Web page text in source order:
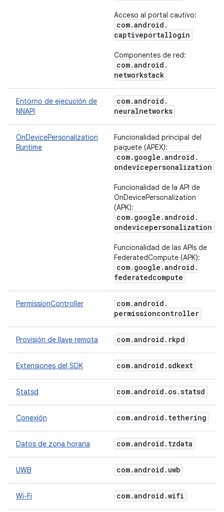
Acceso al portal cautivo:
com.android .
captiveportallogin
Componentes de red:
com.android .
networkstack
Entorno de ejecución de
NNAPI
com.android .
neuralnetworks
OnDevicePersonalization
Runtime
Funcionalidad principal del
paquete (APEX):
com. google .android .
ondevicepersonalization
Funcionalidad de la API de
OnDevicePersonalization
(APK):
com. google .android .
ondevicepersonalization
Funcionalidad de las APIs de
FederatedCompute (APK):
com. google .android .
federatedcompute
PermissionController com.android .
permissioncontroller
Provisión de llave remota com.android . rkpd
Extensiones del SDK com.android .sdkext
Statsd com.android . os.statsd
Conexión com.android . tethering
Datos de zona horaria com.android . tzdata
UWB com.android . uwb
Wi-Fi com.android .wifi